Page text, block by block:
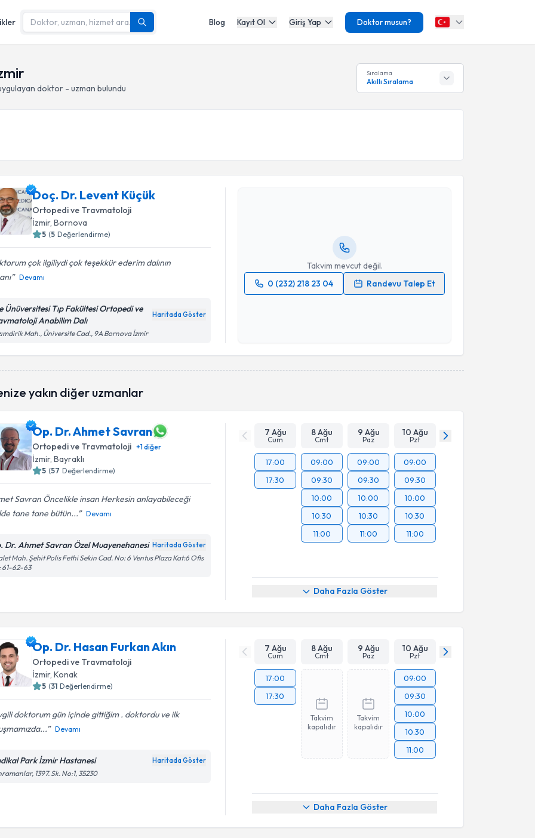
Blog Kayıt Ol Giriş Yap Doktor musun?
doktor - uzman bulundu
Sıralama
Akıllı Sıralama
Doç. Dr. Levent Küçük
Ortopedi ve Travmatoloji
İzmir, Bornova
5 (5 Değerlendirme)
çok ilgiliydi çok teşekkür ederim dalının
Devamı
Ünüversitesi Tıp Fakültesi Ortopedi ve
Anabilim Dalı
Haritada Göster
Mah., Üniversite Cad., 9A Bornova İzmir
Takvim mevcut değil.
0 (232) 218 23 04
Randevu Talep Et
yakın diğer uzmanlar
Op. Dr. Ahmet Savran
Ortopedi ve Travmatoloji +1diğer
İzmir, Bayraklı
5 (57 Değerlendirme)
Savran Öncelikle insan Herkesin anlayabileceği
tane tane bütün...
Devamı
Dr. Ahmet Savran Özel Muayenehanesi Haritada Göster
Mah. Şehit Polis Fethi Sekin Cad. No: 6 Ventus Plaza Kat:6 Ofis
61-62-63
7 Ağu
Cum
8 Ağu
Cmt
9 Ağu
Paz
10 Ağu
Pzt
17:00
17:30
09:00
09:30
10:00
10:30
11:00
09:00
09:30
10:00
10:30
11:00
09:00
09:30
10:00
10:30
11:00
Daha Fazla Göster
Op. Dr. Hasan Furkan Akın
Ortopedi ve Travmatoloji
İzmir, Konak
5 (31 Değerlendirme)
doktorum gün içinde gittiğim . doktordu ve ilk
Devamı
Park İzmir Hastanesi Haritada Göster
1397. Sk. No:1, 35230
7 Ağu
Cum
8 Ağu
Cmt
9 Ağu
Paz
10 Ağu
Pzt
17:00
17:30
Takvim
kapalıdır
Takvim
kapalıdır
09:00
09:30
10:00
10:30
11:00
Daha Fazla Göster
Randevu Takvimi Talebi